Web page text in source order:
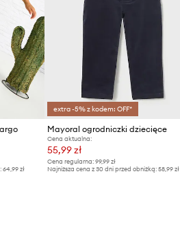
64,99 zł
extra -5% z kodem: OFF*
Mayoral ogrodniczki dziecięce
Cena aktualna:
55,99 zł
Cena regularna: 99,99 zł
Najniższa cena z 30 dni przed obniżką: 58,99 zł